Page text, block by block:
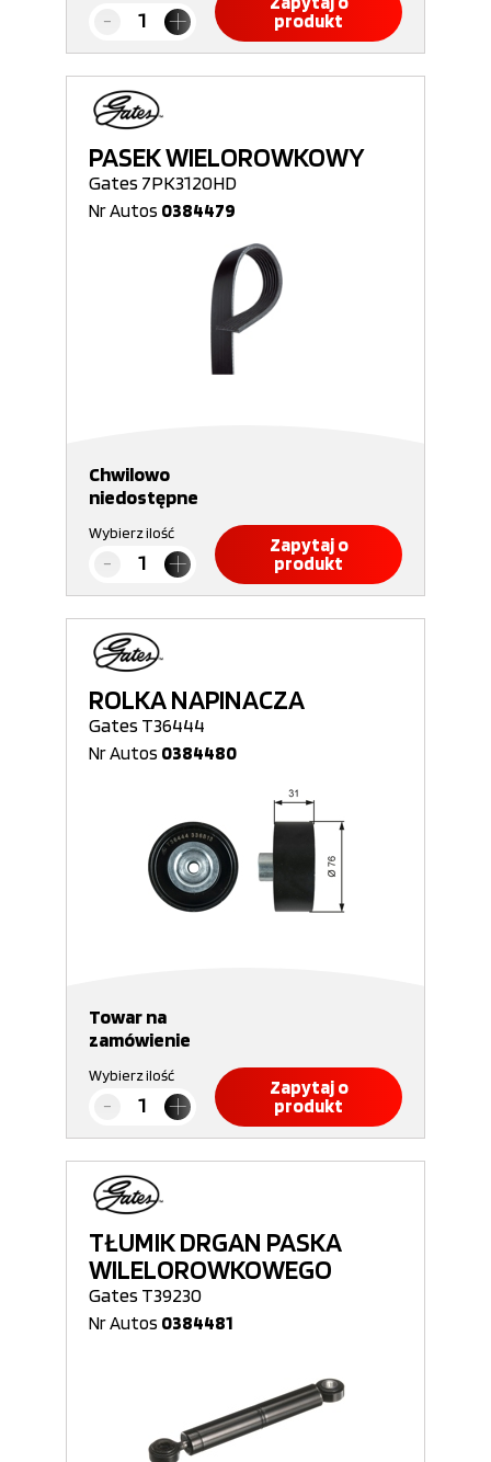
produkt
PASEK WIELOROWKOWY
Gates 7PK3120HD
Nr Autos 0384479
Chwilowo
niedostępne
Wybierz ilość
Zapytaj o
produkt
ROLKA NAPINACZA
Gates T36444
Nr Autos 0384480
Towar na
zamówienie
Wybierz ilość
Zapytaj o
produkt
TŁUMIK DRGAN PASKA
WILELOROWKOWEGO
Gates T39230
Nr Autos 0384481